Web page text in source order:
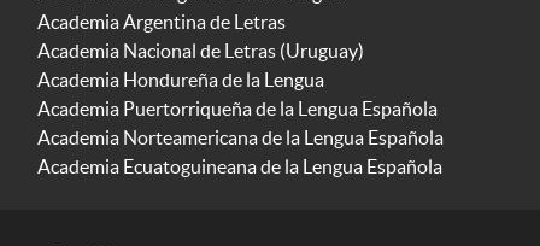
Academia Argentina de Letras
Academia Nacional de Letras (Uruguay)
Academia Hondureña de la Lengua
Academia Puertorriqueña de la Lengua Española
Academia Norteamericana de la Lengua Española
Academia Ecuatoguineana de la Lengua Española